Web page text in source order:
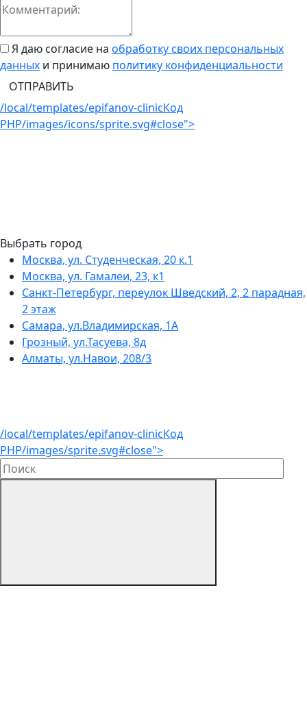
Я даю согласие на обработку своих персональных
данных и принимаю политику конфиденциальности
ОТПРАВИТЬ
/local/templates/epifanov-clinicКод
PHP/images/icons/sprite.svg#close">
Выбрать город
Москва, ул. Студенческая, 20 к.1
Москва, ул. Гамалеи, 23, к1
Санкт-Петербург, переулок Шведский, 2, 2 парадная,
2 этаж
Самара, ул.Владимирская, 1А
Грозный, ул.Тасуева, 8д
Алматы, ул.Навои, 208/3
/local/templates/epifanov-clinicКод
PHP/images/sprite.svg#close">